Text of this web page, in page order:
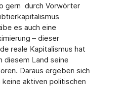
gern durch Vorwörter
es auch eine
– dieser
reale Kapitalismus hat
diesem Land seine
Daraus ergeben sich
aktiven politischen